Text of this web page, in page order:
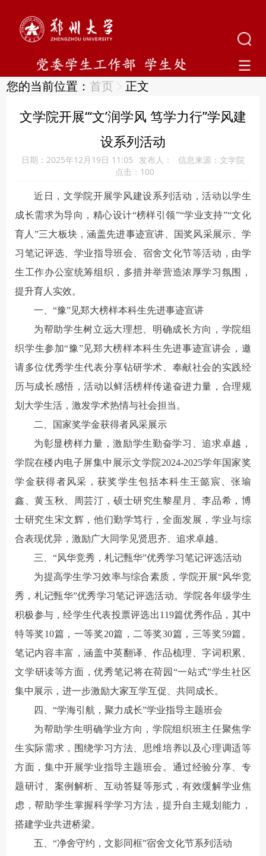
您的当前位置：首页 正文
文学院开展“‘文’润学风 笃学力行”学风建
设系列活动
日期：2025年12月19日 11:05 发布人：
信息来源：文学院
点击： 100
近日，文学院开展学风建设系列活动，活动以学生
成长需求为导向，精心设计“榜样引领”“学业支持”“文化
育人”三大板块，涵盖先进事迹宣讲、国奖风采展示、学
习笔记评选、学业指导班会、宿舍文化节等活动，由学
生工作办公室统筹组织，多措并举营造浓厚学习氛围，
提升育人实效。
一、“豫”见郑大榜样本科生先进事迹宣讲
为帮助学生树立远大理想、明确成长方向，学院组
织学生参加“豫”见郑大榜样本科生先进事迹宣讲会，邀
请多位优秀学生代表分享钻研学术、奉献社会的实践经
历与成长感悟，活动以鲜活榜样传递奋进力量，合理规
划大学生活，激发学术热情与社会担当。
二、国家奖学金获得者风采展示
为彰显榜样力量，激励学生勤奋学习、追求卓越，
学院在楼内电子屏集中展示文学院2024-2025学年国家奖
学金获得者风采，获奖学生包括本科生王懿宸、张瑜
鑫、黄玉秋、周芸汀，硕士研究生黎星月、李品希，博
士研究生宋文辉，他们勤学笃行，全面发展，学业与综
合表现优异，激励广大同学见贤思齐、追求卓越。
三、“风华竞秀，札记甄华”优秀学习笔记评选活动
为提高学生学习效率与综合素质，学院开展“风华竞
秀，札记甄华”优秀学习笔记评选活动。学院各年级学生
积极参与，经学生代表投票评选出119篇优秀作品，其中
特等奖10篇，一等奖20篇，二等奖30篇，三等奖59篇。
笔记内容丰富，涵盖中英翻译、作品梳理、字词积累、
文学研读等方面，优秀笔记将在荷园“一站式”学生社区
集中展示，进一步激励大家互学互促、共同成长。
四、“学海引航，聚力成长”学业指导主题班会
为帮助学生明确学业方向，学院组织班主任聚焦学
生实际需求，围绕学习方法、思维培养以及心理调适等
方面，集中开展学业指导主题班会。通过经验分享、专
题研讨、案例解析、互动答疑等形式，有效缓解学业焦
虑，帮助学生掌握科学学习方法，提升自主规划能力，
搭建学业共进桥梁。
五、“净舍守约，文影同框”宿舍文化节系列活动